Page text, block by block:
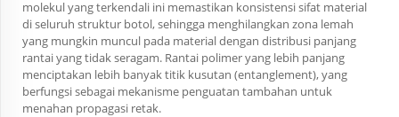
molekul yang terkendali ini memastikan konsistensi sifat material
di seluruh struktur botol, sehingga menghilangkan zona lemah
yang mungkin muncul pada material dengan distribusi panjang
rantai yang tidak seragam. Rantai polimer yang lebih panjang
menciptakan lebih banyak titik kusutan (entanglement), yang
berfungsi sebagai mekanisme penguatan tambahan untuk
menahan propagasi retak.